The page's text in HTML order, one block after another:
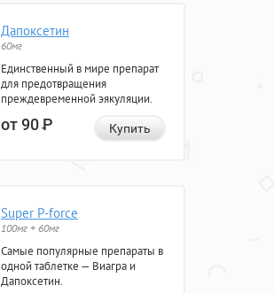
Дапоксетин
60мг
Единственный в мире препарат
для предотвращения
преждевременной эякуляции.
от 90Р Купить
Super P-force
100мг + 60мг
Самые популярные препараты в
одной таблетке — Виагра и
Дапоксетин.